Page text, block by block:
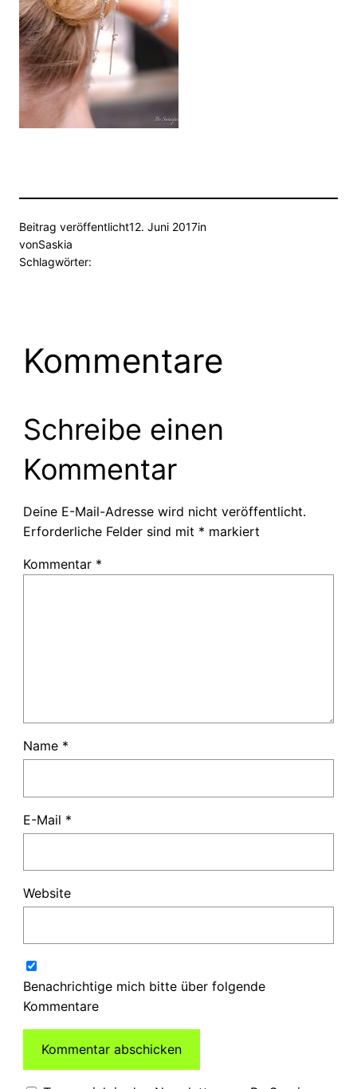
Beitrag veröffentlicht12. Juni 2017in
vonSaskia
Schlagwörter:
Kommentare
Schreibe einen
Kommentar
Deine E-Mail-Adresse wird nicht veröffentlicht.
Erforderliche Felder sind mit * markiert
Kommentar *
Name *
E-Mail *
Website
Benachrichtige mich bitte über folgende
Kommentare